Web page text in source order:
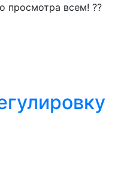
просмотра всем! ??